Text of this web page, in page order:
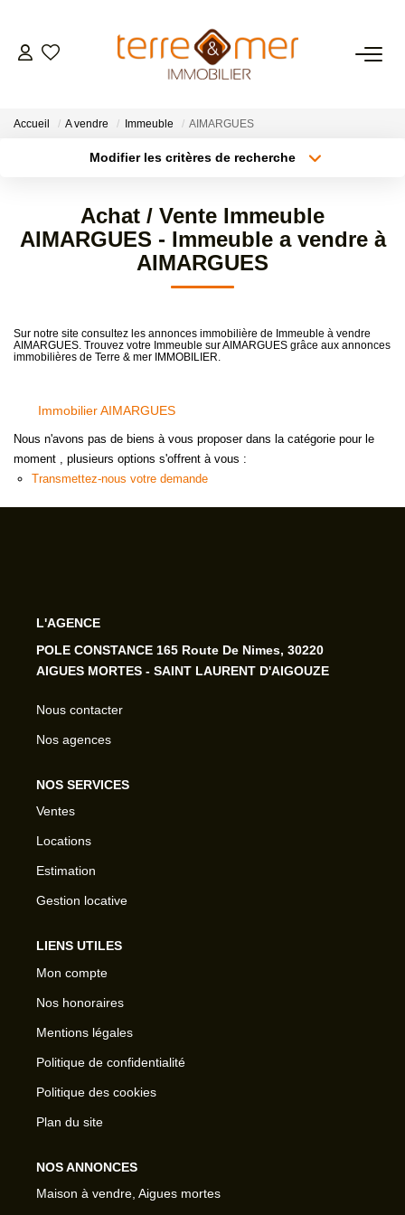
GESTION LOCATIVE
CONTACT
Accueil A vendre Immeuble AIMARGUES
Modifier les critères de recherche
Sélectionnez...
Type de bien
Surface min
Achat / Vente Immeuble
AIMARGUES - Immeuble a vendre à
AIMARGUES
Sur notre site consultez les annonces immobilière de Immeuble à vendre
AIMARGUES. Trouvez votre Immeuble sur AIMARGUES grâce aux annonces
immobilières de Terre & mer IMMOBILIER.
Immobilier AIMARGUES
Nous n'avons pas de biens à vous proposer dans la catégorie pour le
moment , plusieurs options s'offrent à vous :
Transmettez-nous votre demande
L'AGENCE
POLE CONSTANCE 165 Route De Nimes, 30220
AIGUES MORTES - SAINT LAURENT D'AIGOUZE
Nous contacter
Nos agences
NOS SERVICES
Ventes
Locations
Estimation
Gestion locative
LIENS UTILES
Mon compte
Nos honoraires
Mentions légales
Politique de confidentialité
Politique des cookies
Plan du site
NOS ANNONCES
Maison à vendre, Aigues mortes